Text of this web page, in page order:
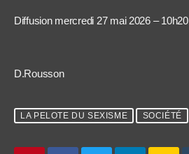
Diffusion mercredi 27 mai 2026 –
D.Rousson
LA PELOTE DU SEXISME SOCIÉTÉ